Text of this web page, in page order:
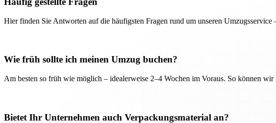
Hier finden Sie Antworten auf die häufigsten Fragen rund um unseren Umzugsservice
Wie früh sollte ich meinen Umzug buchen?
Am besten so früh wie möglich – idealerweise 2–4 Wochen im Voraus. So können
Bietet Ihr Unternehmen auch Verpackungsmaterial an?